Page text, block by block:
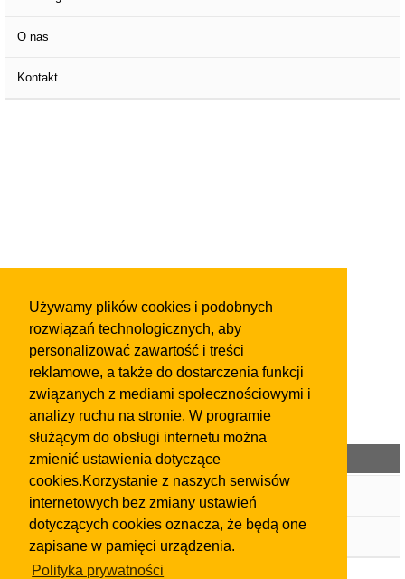
Używamy plików cookies i podobnych
rozwiązań technologicznych, aby
personalizować zawartość i treści
reklamowe, a także do dostarczenia funkcji
związanych z mediami społecznościowymi i
analizy ruchu na stronie. W programie
służącym do obsługi internetu można
zmienić ustawienia dotyczące
cookies.Korzystanie z naszych serwisów
internetowych bez zmiany ustawień
dotyczących cookies oznacza, że będą one
zapisane w pamięci urządzenia.
Polityka prywatności
O nas
Kontakt
Kategorie ogłoszeń
Wpis w Katalogu Firm
Ogłoszenia